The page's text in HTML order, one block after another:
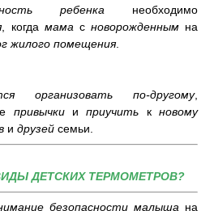
ребенка необходимо
, когда мама с новорожденным на
жилого помещения.
организовать по-другому,
привычки иприучить кновому
и друзей семьи.
ДЕТСКИХ ТЕРМОМЕТРОВ?
безопасности малыша на